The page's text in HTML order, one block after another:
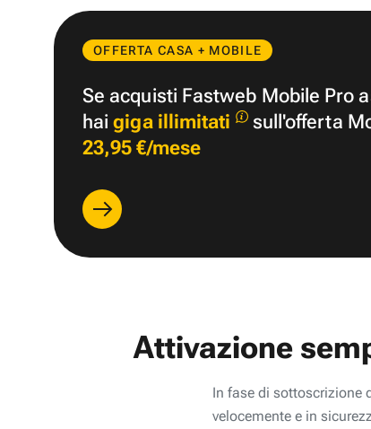
OFFERTA CASA + MOBILE
Se acquisti Fastweb Mobile Pro
haigiga illimitati sull'offerta
23,95 €/mese
Attivazione
In fase di sottoscrizione
velocemente e in